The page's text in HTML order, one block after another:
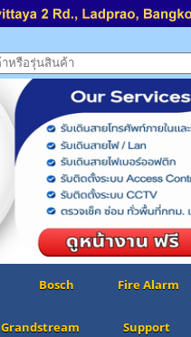
Bosch Fire Alarm
Grandstream Support